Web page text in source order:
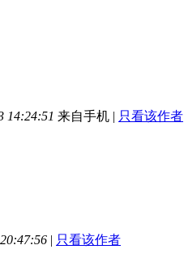
14:24:51 来自手机 | 只看该作者
| 只看该作者